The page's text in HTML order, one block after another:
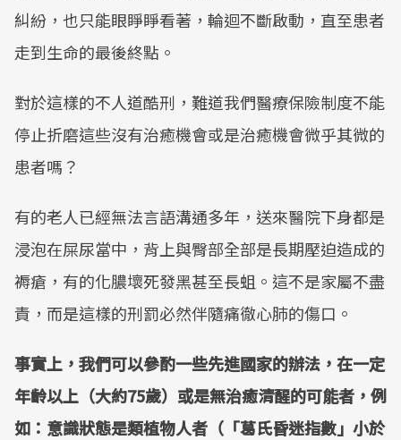
糾紛，也只能眼睜睜看著，輪迴不斷啟動，直至患者
走到生命的最後終點。
對於這樣的不人道酷刑，難道我們醫療保險制度不能
停止折磨這些沒有治癒機會或是治癒機會微乎其微的
患者嗎？
有的老人已經無法言語溝通多年，送來醫院下身都是
浸泡在屎尿當中，背上與臀部全部是長期壓迫造成的
褥瘡，有的化膿壞死發黑甚至長蛆。這不是家屬不盡
責，而是這樣的刑罰必然伴隨痛徹心肺的傷口。
事實上，我們可以參酌一些先進國家的辦法，在一定
年齡以上（大約75歲）或是無治癒清醒的可能者，例
如：意識狀態是類植物人者（「葛氏昏迷指數」小於